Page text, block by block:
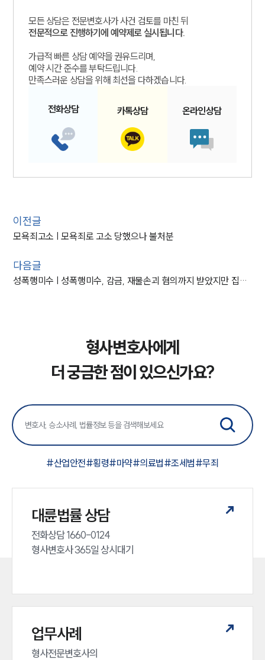
모든 상담은 전문변호사가 사건 검토를 마친 뒤
전문적으로 진행하기에 예약제로 실시됩니다.
가급적 빠른 상담 예약을 권유드리며,
예약 시간 준수를 부탁드립니다.
만족스러운 상담을 위해 최선을 다하겠습니다.
전화상담 카톡상담 온라인상담
이전글
모욕죄고소 | 모욕죄로 고소 당했으나 불처분
다음글
성폭행미수 | 성폭행미수, 감금, 재물손괴 혐의까지 받았지만 집행유예
형사변호사에게
더 궁금한 점이 있으신가요?
#산업안전#횡령#마약#의료법#조세범#무죄
대륜법률 상담
전화상담 1660-0124
형사변호사 365일 상시대기
업무사례
형사전문변호사의